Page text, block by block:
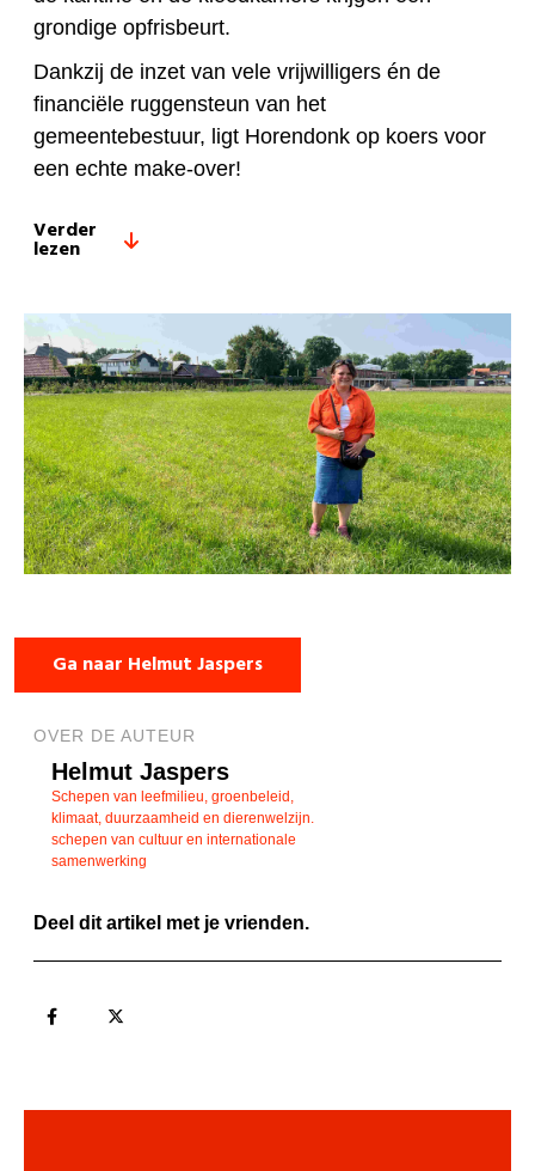
grondige opfrisbeurt.
Dankzij de inzet van vele vrijwilligers én de
financiële ruggensteun van het
gemeentebestuur, ligt Horendonk op koers voor
een echte make-over!
Verder
lezen
Ga naar Helmut Jaspers
OVER DE AUTEUR
Helmut Jaspers
Schepen van leefmilieu, groenbeleid,
klimaat, duurzaamheid en dierenwelzijn.
schepen van cultuur en internationale
samenwerking
Deel dit artikel met je vrienden.